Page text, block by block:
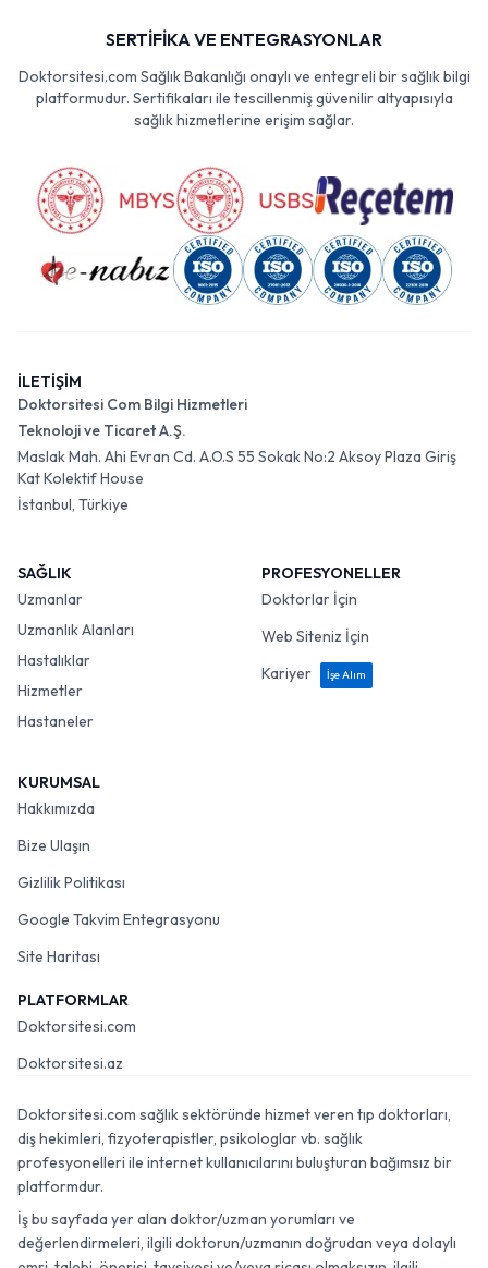
SERTİFİKA VE ENTEGRASYONLAR
Doktorsitesi.com Sağlık Bakanlığı onaylı ve entegreli bir sağlık bilgi
platformudur. Sertifikaları ile tescillenmiş güvenilir altyapısıyla
sağlık hizmetlerine erişim sağlar.
İLETİŞİM
Doktorsitesi Com Bilgi Hizmetleri
Teknoloji ve Ticaret A.Ş.
Maslak Mah. Ahi Evran Cd. A.O.S 55 Sokak No:2 Aksoy Plaza Giriş
Kat Kolektif House
İstanbul, Türkiye
SAĞLIK
Uzmanlar
Uzmanlık Alanları
Hastalıklar
Hizmetler
Hastaneler
PROFESYONELLER
Doktorlar İçin
Web Siteniz İçin
Kariyer
İşe Alım
KURUMSAL
Hakkımızda
Bize Ulaşın
Gizlilik Politikası
Google Takvim Entegrasyonu
Site Haritası
PLATFORMLAR
Doktorsitesi.com
Doktorsitesi.az
Doktorsitesi.com sağlık sektöründe hizmet veren tıp doktorları,
diş hekimleri, fizyoterapistler, psikologlar vb. sağlık
profesyonelleri ile internet kullanıcılarını buluşturan bağımsız bir
platformdur.
İş bu sayfada yer alan doktor/uzman yorumları ve
değerlendirmeleri, ilgili doktorun/uzmanın doğrudan veya dolaylı